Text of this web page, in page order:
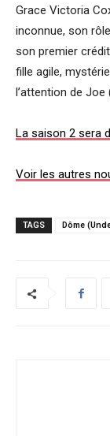
Grace Victoria
inconnue, son
son premier crédit
fille agile,
l’attention de Joe
La saison 2 sera
Voir les autres
TAGS Dôme